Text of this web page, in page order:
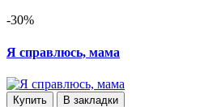
-30%
Я справлюсь, мама
Купить В закладки